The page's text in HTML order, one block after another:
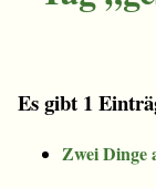
Es gibt 1
Zwei Dinge